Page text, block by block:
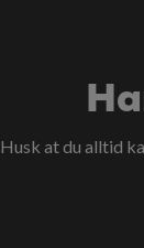
Husk at du alltid